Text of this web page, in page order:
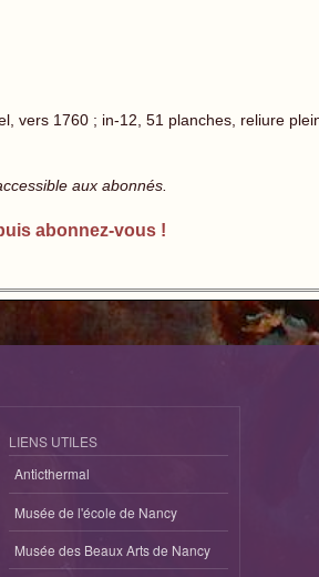
vers 1760 ; in-12, 51 planches, reliure
aux abonnés.
abonnez-vous !
LIENS UTILES
Anticthermal
Musée de l'école de Nancy
Musée des Beaux Arts de Nancy